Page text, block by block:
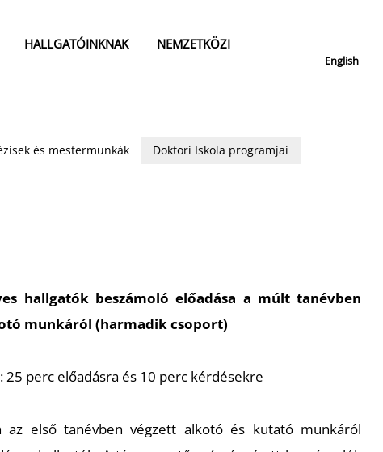
HALLGATÓINKNAK
NEMZETKÖZI
English
és mestermunkák
Doktori Iskola programjai
hallgatók beszámoló előadása a múlt tanévben
munkáról (harmadik csoport)
perc előadásra és 10 perc kérdésekre
első tanévben végzett alkotó és kutató munkáról